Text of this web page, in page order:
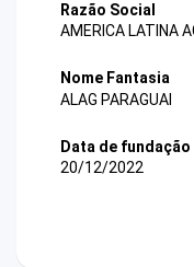
Razão Social
AMERICA LATINA
Nome Fantasia
ALAG PARAGUAI
Data de fundação
20/12/2022